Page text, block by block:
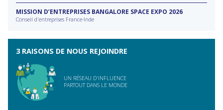
MISSION D’ENTREPRISES BANGALORE SPACE EXPO 2026
Conseil d'entreprises France-Inde
3 RAISONS DE NOUS REJOINDRE
UN RÉSEAU D'INFLUENCE
PARTOUT DANS LE MONDE